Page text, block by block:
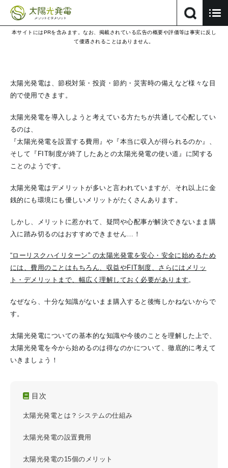
本サイトにはPRを含みます。なお、掲載されている広告の概要や評価等は事実に反し
て優遇されることはありません。
太陽光発電は、節税対策・投資・節約・災害時の備えなど様々な目
的で使用できます。
太陽光発電を導入しようと考えている方たちが共通して心配してい
るのは、
『太陽光発電を設置する費用』や『本当に収入が得られるのか』、
そして『FIT制度が終了したあとの太陽光発電の使い道』に関する
ことのようです。
太陽光発電はデメリットが多いと言われていますが、それ以上に金
銭的にも環境にも優しいメリットがたくさんあります。
しかし、メリットに惹かれて、疑問や心配事が解決できないまま購
入に踏み切るのはおすすめできません…！
“ローリスクハイリターン” の太陽光発電を安心・安全に始めるため
には、費用のことはもちろん、収益やFIT制度、さらにはメリッ
ト・デメリットまで、幅広く理解しておく必要があります。
なぜなら、十分な知識がないまま購入すると後悔しかねないからで
す。
太陽光発電についての基本的な知識や今後のことを理解した上で、
太陽光発電を今から始めるのは得なのかについて、徹底的に考えて
いきましょう！
目次
太陽光発電とは？システムの仕組み
太陽光発電の設置費用
太陽光発電の15個のメリット